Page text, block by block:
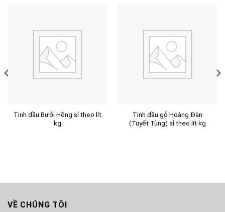
Tinh dầu Bưởi Hồng sỉ theo lít
kg
Tinh dầu gỗ Hoàng Đàn
(Tuyết Tùng) sỉ theo lít kg
VỀ CHÚNG TÔI